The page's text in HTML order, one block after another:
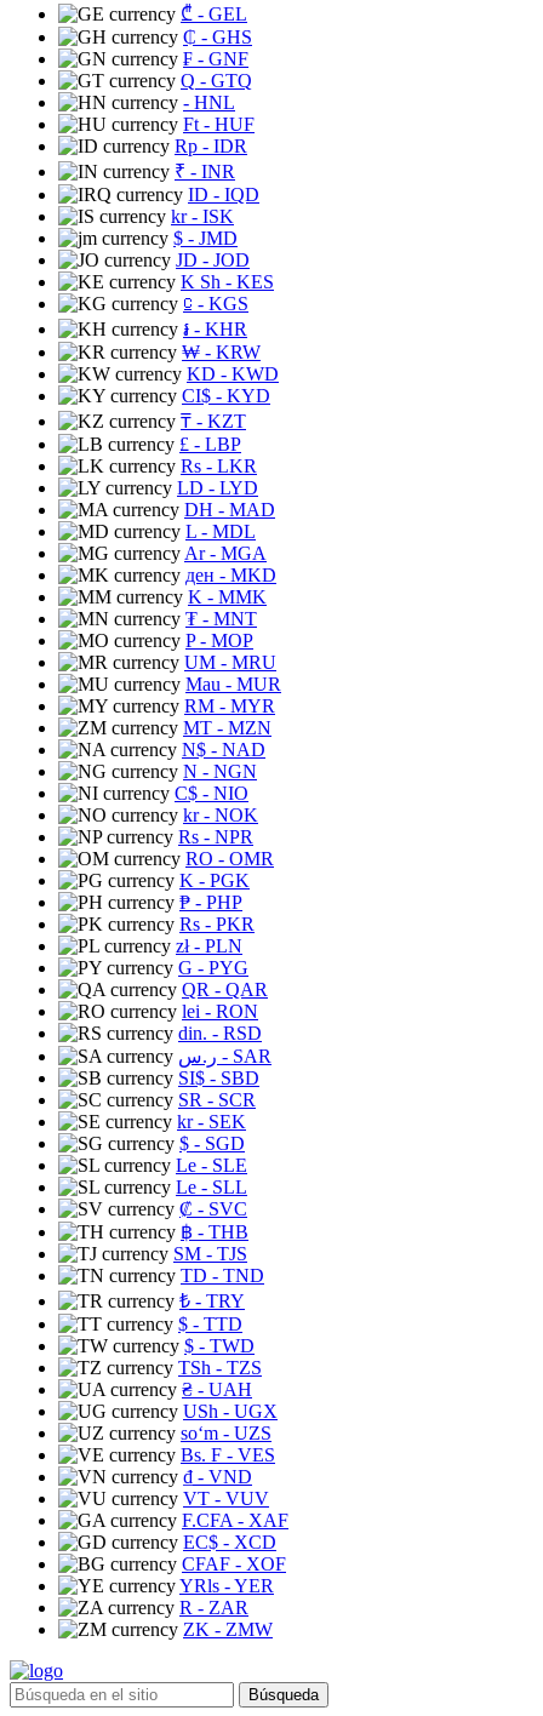
₾ - GEL
₵ - GHS
₣ - GNF
Q - GTQ
- HNL
Ft - HUF
Rp - IDR
₹ - INR
ID - IQD
kr- ISK
$ - JMD
JD - JOD
K Sh - KES
⃀ - KGS
៛ - KHR
₩ - KRW
KD - KWD
CI$ - KYD
₸ - KZT
£ - LBP
Rs - LKR
LD - LYD
DH - MAD
L - MDL
Ar- MGA
ден - MKD
K - MMK
₮ - MNT
P- MOP
UM - MRU
Mau - MUR
RM - MYR
MT - MZN
N$ - NAD
N - NGN
C$ - NIO
kr- NOK
Rs - NPR
RO - OMR
K - PGK
₱ - PHP
Rs - PKR
zł- PLN
G - PYG
QR - QAR
lei - RON
din. - RSD
ر.س - SAR
SI$ - SBD
SR - SCR
kr- SEK
$ - SGD
Le - SLE
Le - SLL
₡ - SVC
฿ - THB
ЅМ - TJS
TD - TND
₺ - TRY
$ - TTD
$ - TWD
TSh - TZS
₴ - UAH
USh - UGX
soʻm - UZS
Bs. F - VES
₫ - VND
VT - VUV
F.CFA - XAF
EC$ - XCD
CFAF - XOF
YRls - YER
R - ZAR
ZK - ZMW
Búsqueda